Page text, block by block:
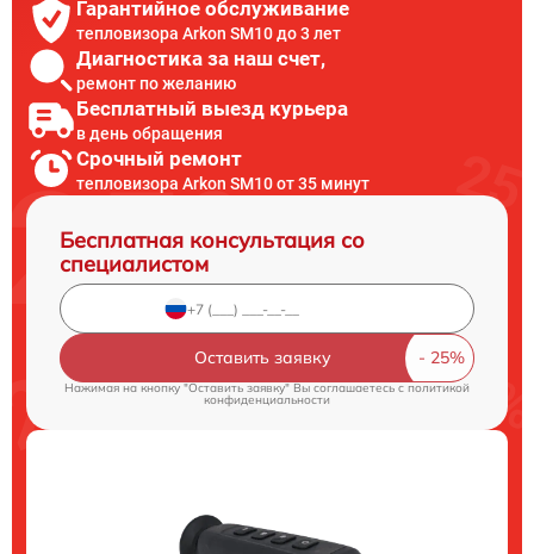
Гарантийное обслуживание
тепловизора Arkon SM10 до 3 лет
Диагностика за наш счет,
ремонт по желанию
Бесплатный выезд курьера
в день обращения
Срочный ремонт
тепловизора Arkon SM10 от 35 минут
Бесплатная консультация со
специалистом
Оставить заявку
Нажимая на кнопку "Оставить заявку" Вы соглашаетесь c политикой
конфиденциальности